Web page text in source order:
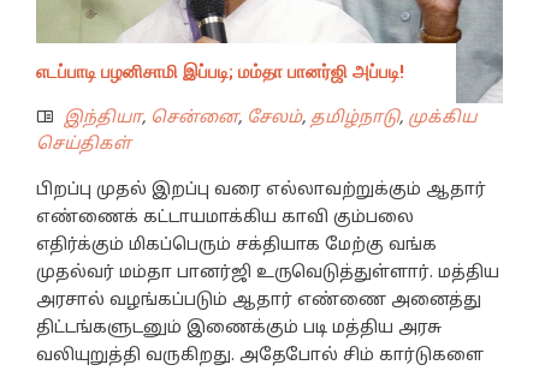
எடப்பாடி பழனிசாமி இப்படி; மம்தா பானர்ஜி அப்படி!
இந்தியா, சென்னை, சேலம், தமிழ்நாடு, முக்கிய
செய்திகள்
பிறப்பு முதல் இறப்பு வரை எல்லாவற்றுக்கும் ஆதார்
எண்ணைக் கட்டாயமாக்கிய காவி கும்பலை
எதிர்க்கும் மிகப்பெரும் சக்தியாக மேற்கு வங்க
முதல்வர் மம்தா பானர்ஜி உருவெடுத்துள்ளார். மத்திய
அரசால் வழங்கப்படும் ஆதார் எண்ணை அனைத்து
திட்டங்களுடனும் இணைக்கும் படி மத்திய அரசு
வலியுறுத்தி வருகிறது. அதேபோல் சிம் கார்டுகளை